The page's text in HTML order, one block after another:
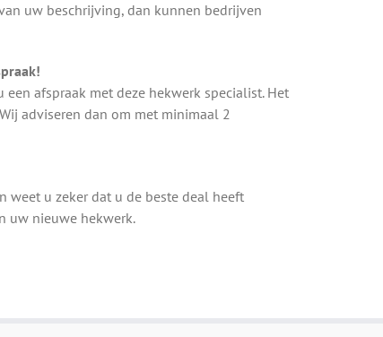
uw beschrijving, dan kunnen bedrijven
afspraak met deze hekwerk specialist. Het
adviseren dan om met minimaal 2
u zeker dat u de beste deal heeft
uw nieuwe hekwerk.